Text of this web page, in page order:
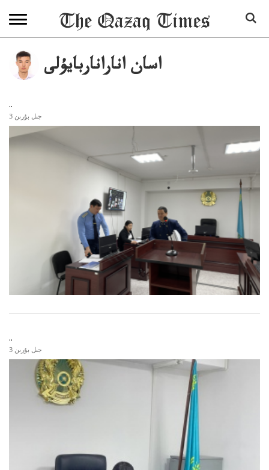
اسان اناراناربايۇلى
..
3 جىل بۇرىن
..
3 جىل بۇرىن